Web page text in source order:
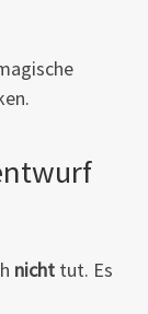
nicht tut. Es